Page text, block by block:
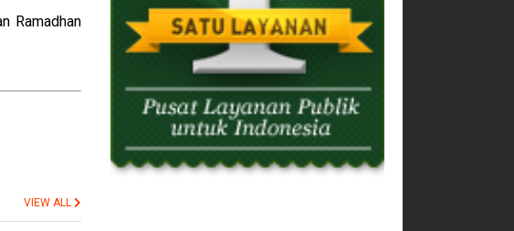
Ramadhan
VIEW ALL